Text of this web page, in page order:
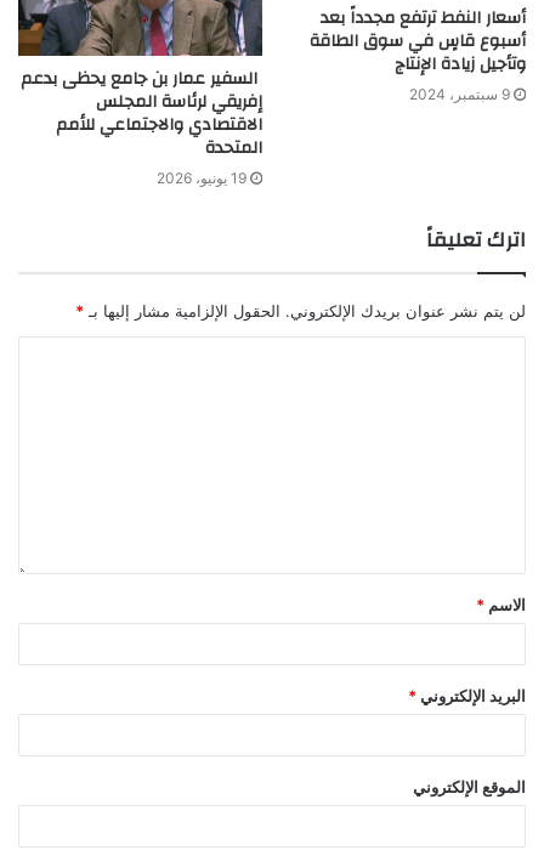
أسعار النفط ترتفع مجدداً بعد
أسبوع قاسٍ في سوق الطاقة
وتأجيل زيادة الإنتاج
9 سبتمبر، 2024 السفير عمار بن جامع يحظى بدعم
إفريقي لرئاسة المجلس
الاقتصادي والاجتماعي للأمم
المتحدة
19 يونيو، 2026
اترك تعليقاً
لن يتم نشر عنوان بريدك الإلكتروني. الحقول الإلزامية مشار إليها بـ *
الاسم *
البريد الإلكتروني *
الموقع الإلكتروني